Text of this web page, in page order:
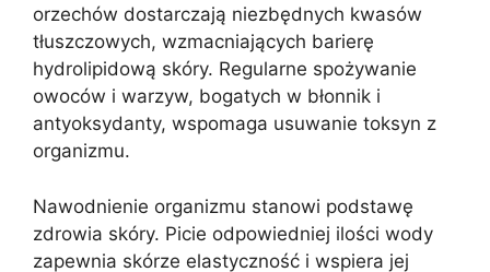
orzechów dostarczają niezbędnych kwasów
tłuszczowych, wzmacniających barierę
hydrolipidową skóry. Regularne spożywanie
owoców i warzyw, bogatych w błonnik i
antyoksydanty, wspomaga usuwanie toksyn z
organizmu.
Nawodnienie organizmu stanowi podstawę
zdrowia skóry. Picie odpowiedniej ilości wody
zapewnia skórze elastyczność i wspiera jej